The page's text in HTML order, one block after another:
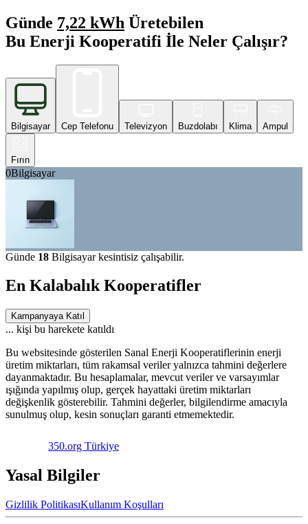
Günde 7,22 kWh Üretebilen
Bu Enerji Kooperatifi İle Neler Çalışır?
Bilgisayar Cep Telefonu Televizyon Buzdolabı Klima Ampul
Fırın
0Bilgisayar
Günde 18 Bilgisayar kesintisiz çalışabilir.
En Kalabalık Kooperatifler
Kampanyaya Katıl
... kişi bu harekete katıldı
Bu websitesinde gösterilen Sanal Enerji Kooperatiflerinin enerji
üretim miktarları, tüm rakamsal veriler yalnızca tahmini değerlere
dayanmaktadır. Bu hesaplamalar, mevcut veriler ve varsayımlar
ışığında yapılmış olup, gerçek hayattaki üretim miktarları
değişkenlik gösterebilir. Tahmini değerler, bilgilendirme amacıyla
sunulmuş olup, kesin sonuçları garanti etmemektedir.
350.org Türkiye
Yasal Bilgiler
Gizlilik PolitikasıKullanım Koşulları